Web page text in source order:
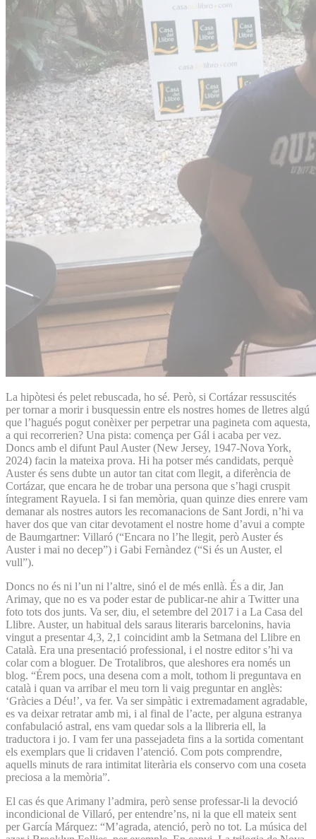
La hipòtesi és pelet rebuscada, ho sé. Però, si Cortázar ressuscités
per tornar a morir i busquessin entre els nostres homes de lletres algú
que l’hagués pogut conèixer per perpetrar una pagineta com aquesta,
a qui recorrerien? Una pista: comença per Gál i acaba per vez.
Doncs amb el difunt Paul Auster (New Jersey, 1947-Nova York,
2024) facin la mateixa prova. Hi ha potser més candidats, perquè
Auster és sens dubte un autor tan citat com llegit, a diferència de
Cortázar, que encara he de trobar una persona que s’hagi cruspit
íntegrament Rayuela. I si fan memòria, quan quinze dies enrere vam
demanar als nostres autors les recomanacions de Sant Jordi, n’hi va
haver dos que van citar devotament el nostre home d’avui a compte
de Baumgartner: Villaró (“Encara no l’he llegit, però Auster és
Auster i mai no decep”) i Gabi Fernàndez (“Si és un Auster, el
vull”).
Doncs no és ni l’un ni l’altre, sinó el de més enllà. És a dir, Jan
Arimay, que no es va poder estar de publicar-ne ahir a Twitter una
foto tots dos junts. Va ser, diu, el setembre del 2017 i a La Casa del
Llibre. Auster, un habitual dels saraus literaris barcelonins, havia
vingut a presentar 4,3, 2,1 coincidint amb la Setmana del Llibre en
Català. Era una presentació professional, i el nostre editor s’hi va
colar com a bloguer. De Trotalibros, que aleshores era només un
blog. “Érem pocs, una desena com a molt, tothom li preguntava en
català i quan va arribar el meu torn li vaig preguntar en anglès:
‘Gràcies a Déu!’, va fer. Va ser simpàtic i extremadament agradable,
es va deixar retratar amb mi, i al final de l’acte, per alguna estranya
confabulació astral, ens vam quedar sols a la llibreria ell, la
traductora i jo. I vam fer una passejadeta fins a la sortida comentant
els exemplars que li cridaven l’atenció. Com pots comprendre,
aquells minuts de rara intimitat literària els conservo com una coseta
preciosa a la memòria”.
El cas és que Arimany l’admira, però sense professar-li la devoció
incondicional de Villaró, per entendre’ns, ni la que ell mateix sent
per García Márquez: “M’agrada, atenció, però no tot. La música del